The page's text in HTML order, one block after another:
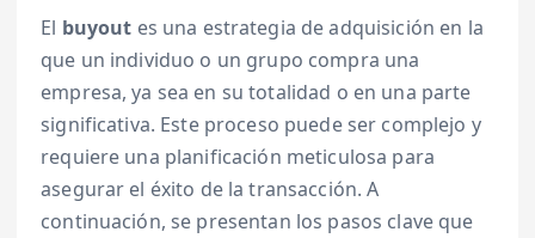
El buyout es una estrategia de adquisición en la
que un individuo o un grupo compra una
empresa, ya sea en su totalidad o en una parte
significativa. Este proceso puede ser complejo y
requiere una planificación meticulosa para
asegurar el éxito de la transacción. A
continuación, se presentan los pasos clave que